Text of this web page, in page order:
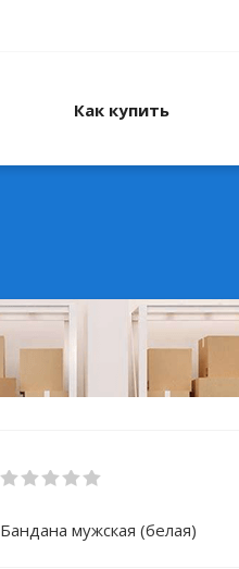
Как купить
Бандана мужская (белая)